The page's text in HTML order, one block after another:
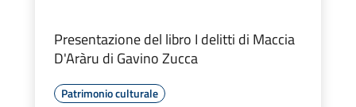
Presentazione del libro I delitti di Maccia
D'Aràru di Gavino Zucca
Patrimonio culturale